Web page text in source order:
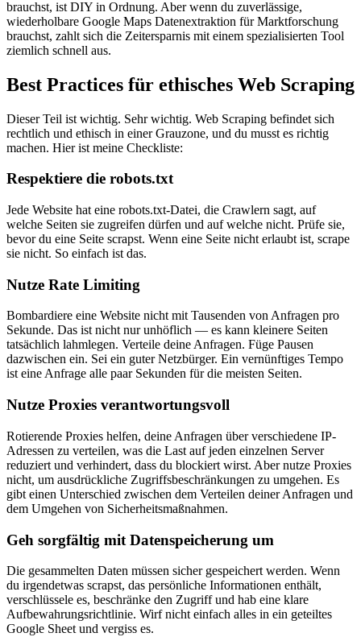
brauchst, ist DIY in Ordnung. Aber wenn du zuverlässige,
wiederholbare Google Maps Datenextraktion für Marktforschung
brauchst, zahlt sich die Zeitersparnis mit einem spezialisierten Tool
ziemlich schnell aus.
Best Practices für ethisches Web Scraping
Dieser Teil ist wichtig. Sehr wichtig. Web Scraping befindet sich
rechtlich und ethisch in einer Grauzone, und du musst es richtig
machen. Hier ist meine Checkliste:
Respektiere die robots.txt
Jede Website hat eine robots.txt-Datei, die Crawlern sagt, auf
welche Seiten sie zugreifen dürfen und auf welche nicht. Prüfe sie,
bevor du eine Seite scrapst. Wenn eine Seite nicht erlaubt ist, scrape
sie nicht. So einfach ist das.
Nutze Rate Limiting
Bombardiere eine Website nicht mit Tausenden von Anfragen pro
Sekunde. Das ist nicht nur unhöflich — es kann kleinere Seiten
tatsächlich lahmlegen. Verteile deine Anfragen. Füge Pausen
dazwischen ein. Sei ein guter Netzbürger. Ein vernünftiges Tempo
ist eine Anfrage alle paar Sekunden für die meisten Seiten.
Nutze Proxies verantwortungsvoll
Rotierende Proxies helfen, deine Anfragen über verschiedene IP-
Adressen zu verteilen, was die Last auf jeden einzelnen Server
reduziert und verhindert, dass du blockiert wirst. Aber nutze Proxies
nicht, um ausdrückliche Zugriffsbeschränkungen zu umgehen. Es
gibt einen Unterschied zwischen dem Verteilen deiner Anfragen und
dem Umgehen von Sicherheitsmaßnahmen.
Geh sorgfältig mit Datenspeicherung um
Die gesammelten Daten müssen sicher gespeichert werden. Wenn
du irgendetwas scrapst, das persönliche Informationen enthält,
verschlüssele es, beschränke den Zugriff und hab eine klare
Aufbewahrungsrichtlinie. Wirf nicht einfach alles in ein geteiltes
Google Sheet und vergiss es.